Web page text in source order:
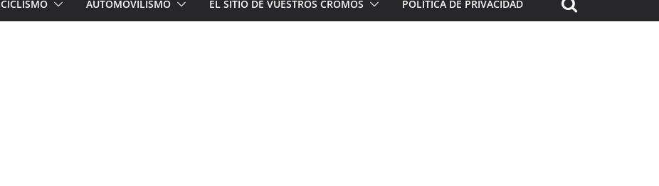
CICLISMO AUTOMOVILISMO EL SITIO DE VUESTROS CROMOS POLÍTICA DE PRIVACIDAD